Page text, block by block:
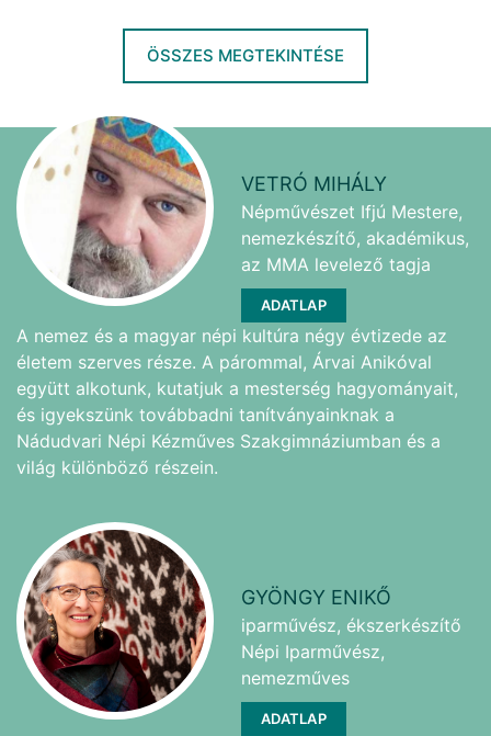
ÖSSZES MEGTEKINTÉSE
VETRÓ MIHÁLY
Népművészet Ifjú Mestere,
nemezkészítő, akadémikus,
az MMA levelező tagja
ADATLAP
A nemez és a magyar népi kultúra négy évtizede az
életem szerves része. A párommal, Árvai Anikóval
együtt alkotunk, kutatjuk a mesterség hagyományait,
és igyekszünk továbbadni tanítványainknak a
Nádudvari Népi Kézműves Szakgimnáziumban és a
világ különböző részein.
GYÖNGY ENIKŐ
iparművész, ékszerkészítő
Népi Iparművész,
nemezműves
ADATLAP